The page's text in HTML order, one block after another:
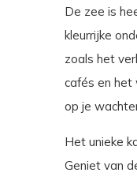
De zee is
kleurrijke
zoals het
cafés en het
op je
Het unieke
Geniet van